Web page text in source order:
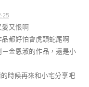
愛又恨啊
都好怕會虎頭蛇尾啊
金恩淑的作品，還是小
時候再來和小宅分享吧